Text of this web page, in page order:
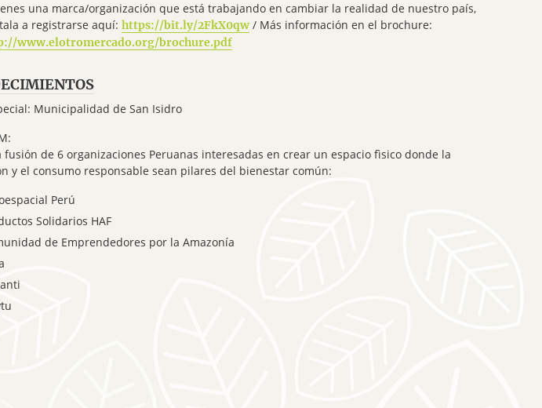
una marca/organización que está trabajando en cambiar la realidad de nuestro país,
a registrarse aquí: https://bit.ly/2FkX0qw/ Más información en el brochure:
www.elotromercado.org/brochure.pdf
Municipalidad de San Isidro
fusión de 6 organizaciones Peruanas interesadas en crear un espacio fìsico donde la
y el consumo responsable sean pilares del bienestar común:
Perú
Solidarios HAF
de Emprendedores por la Amazonía